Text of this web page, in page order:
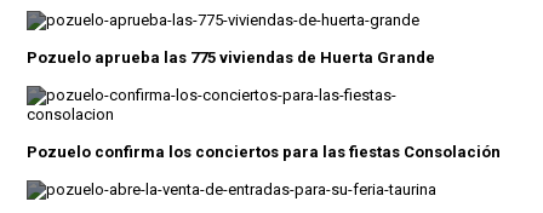
Pozuelo aprueba las 775 viviendas de Huerta Grande
Pozuelo confirma los conciertos para las fiestas Consolación